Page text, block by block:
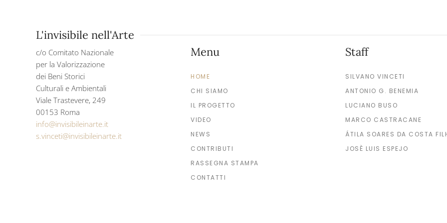
L'invisibile nell'Arte
c/o Comitato Nazionale
per la Valorizzazione
dei Beni Storici
Culturali e Ambientali
Viale Trastevere, 249
00153 Roma
info@invisibileinarte.it
s.vinceti@invisibileinarte.it
Menu
HOME
CHI SIAMO
IL PROGETTO
VIDEO
NEWS
CONTRIBUTI
RASSEGNA STAMPA
CONTATTI
Staff
SILVANO VINCETI
ANTONIO G. BENEMIA
LUCIANO BUSO
MARCO CASTRACANE
ÁTILA SOARES DA COSTA
JOSÈ LUIS ESPEJO